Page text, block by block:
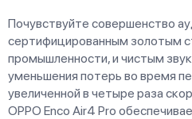
Почувствуйте совершенство
сертифицированным золотым
промышленности, и чистым
уменьшения потерь во время
увеличенной в четыре раза
OPPO Enco Air4 Pro